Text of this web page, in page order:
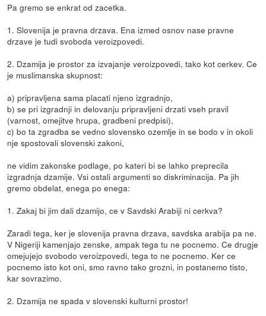
Pa gremo se enkrat od zacetka.
1. Slovenija je pravna drzava. Ena izmed osnov nase pravne
drzave je tudi svoboda veroizpovedi.
2. Dzamija je prostor za izvajanje veroizpovedi, tako kot cerkev. Ce
je muslimanska skupnost:
a) pripravljena sama placati njeno izgradnjo,
b) se pri izgradnji in delovanju pripravljeni drzati vseh pravil
(varnost, omejitve hrupa, gradbeni predpisi),
c) bo ta zgradba se vedno slovensko ozemlje in se bodo v in okoli
nje spostovali slovenski zakoni,
ne vidim zakonske podlage, po kateri bi se lahko preprecila
izgradnja dzamije. Vsi ostali argumenti so diskriminacija. Pa jih
gremo obdelat, enega po enega:
1. Zakaj bi jim dali dzamijo, ce v Savdski Arabiji ni cerkva?
Zaradi tega, ker je slovenija pravna drzava, savdska arabija pa ne.
V Nigeriji kamenjajo zenske, ampak tega tu ne pocnemo. Ce drugje
omejujejo svobodo veroizpovedi, tega to ne pocnemo. Ker ce
pocnemo isto kot oni, smo ravno tako grozni, in postanemo tisto,
kar sovrazimo.
2. Dzamija ne spada v slovenski kulturni prostor!